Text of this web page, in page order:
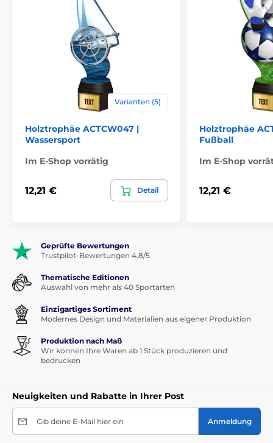
Varianten (5)
Holztrophäe ACTCW047 |
Wassersport
Im E-Shop vorrätig
12,21 € Detail
Holztrophäe
Fußball
Im E-Shop
12,21 €
Geprüfte Bewertungen
Trustpilot-Bewertungen 4.8/5
Thematische Editionen
Auswahl von mehr als 40 Sportarten
Einzigartiges Sortiment
Modernes Design und Materialien aus eigener Produktion
Produktion nach Maß
Wir können Ihre Waren ab 1 Stück produzieren und
bedrucken
Neuigkeiten und Rabatte in Ihrer Post
Gib deine E-Mail hier ein Anmeldung